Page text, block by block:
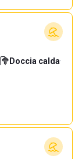
Doccia calda·